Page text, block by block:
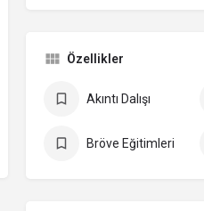
Özellikler
Akıntı Dalışı
Bröve Eğitimleri